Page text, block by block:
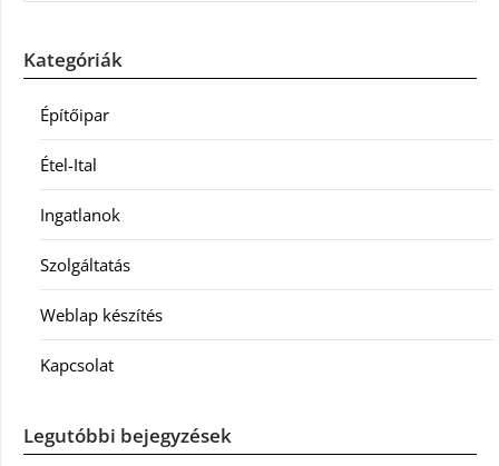
Kategóriák
Építőipar
Étel-Ital
Ingatlanok
Szolgáltatás
Weblap készítés
Kapcsolat
Legutóbbi bejegyzések